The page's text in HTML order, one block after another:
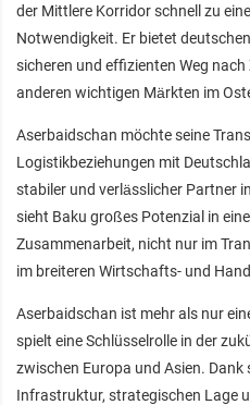
der Mittlere Korridor schnell zu
Notwendigkeit. Er bietet
sicheren und effizienten Weg
anderen wichtigen Märkten im
Aserbaidschan möchte seine
Logistikbeziehungen mit
stabiler und verlässlicher Partner
sieht Baku großes Potenzial in
Zusammenarbeit, nicht nur im
im breiteren Wirtschafts- und
Aserbaidschan ist mehr als nur
spielt eine Schlüsselrolle in der
zwischen Europa und Asien. Dank
Infrastruktur, strategischen Lage